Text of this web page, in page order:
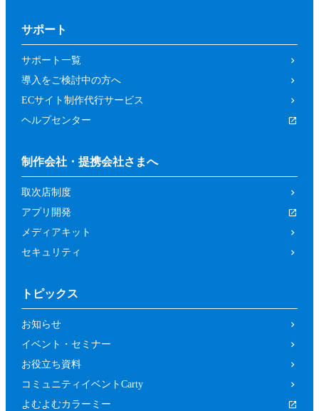
サポート
サポート一覧
導入をご検討中の方へ
ECサイト制作代行サービス
ヘルプセンター
制作会社・提携会社さまへ
取次店制度
アプリ開発
メディアキット
セキュリティ
トピックス
お知らせ
イベント・セミナー
お役立ち資料
コミュニティイベントCarty
よむよむカラーミー